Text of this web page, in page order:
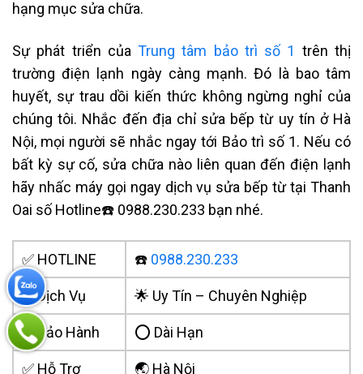
hạng mục sửa chữa.
Sự phát triển củaTrung tâm bảo trì số 1 trên thị
trường điện lạnh ngày càng mạnh. Đó là bao tâm
huyết, sự trau dồi kiến thức không ngừng nghỉ của
chúng tôi. Nhắc đến địa chỉ sửa bếp từ uy tín ở Hà
Nội, mọi người sẽ nhắc ngay tới Bảo trì số 1. Nếu có
bất kỳ sự cố, sửa chữa nào liên quan đến điện lạnh
hãy nhấc máy gọi ngay dịch vụ sửa bếp từ tại Thanh
Oai số Hotline☎️ 0988.230.233 bạn nhé.
✅ HOTLINE ☎️ 0988.230.233
✅ Dịch Vụ 🌟 Uy Tín – Chuyên Nghiệp
✅ Bảo Hành ⭕ Dài Hạn
✅ Hỗ Trợ 🌏 Hà Nội